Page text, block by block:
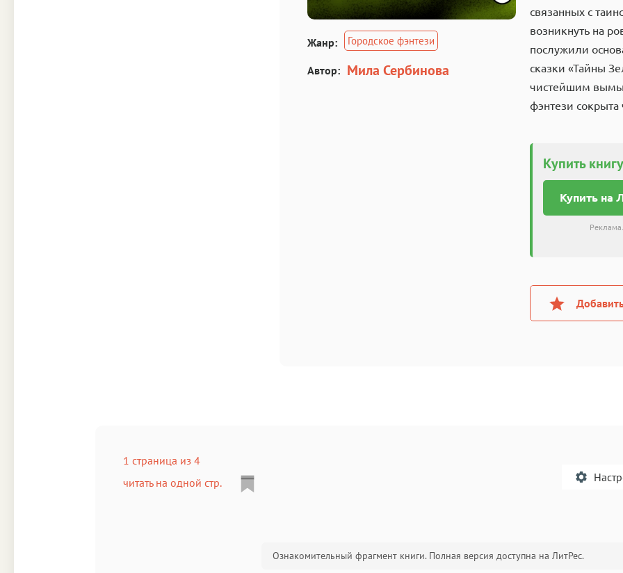
Жанр: Городское фэнтези
Автор: Мила Сербинова
связанных с
возникнуть на
послужили
сказки «Тайны
чистейшим
фэнтези сокрыта
Купить
Купить на
1 страница из 4
читать на одной стр.
Ознакомительный фрагмент книги. Полная версия доступна на ЛитРес.